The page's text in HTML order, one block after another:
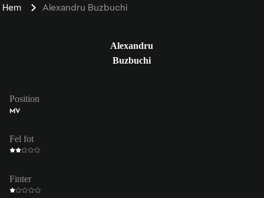
Hem Alexandru Buzbuchi
Alexandru
Buzbuchi
Position
MV
Fel fot
Finter